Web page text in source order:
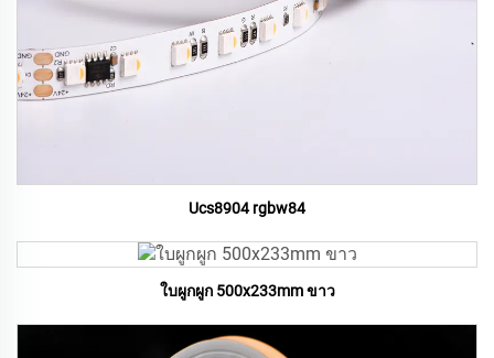
Ucs8904 rgbw84
ใบผูกผูก 500x233mm ขาว